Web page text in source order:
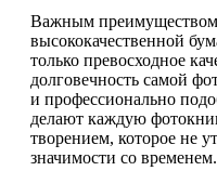
Важным преимуществом
высококачественной
только превосходное
долговечность самой
и профессионально
делают каждую
творением, которое не
значимости со временем.